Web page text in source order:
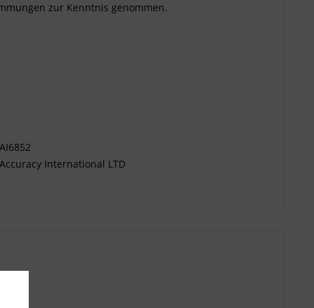
zur Kenntnis genommen.
AI6852
Accuracy International LTD